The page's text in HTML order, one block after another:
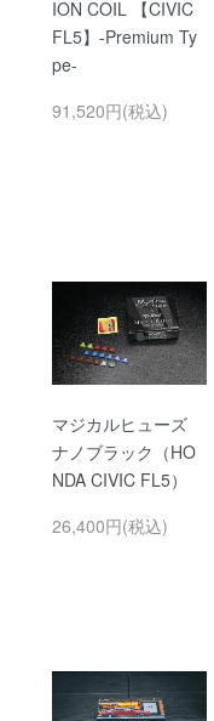
ION COIL 【CIVIC
FL5】-Premium Ty
pe-
91,520円(税込)
マジカルヒューズ
ナノブラック（HO
NDA CIVIC FL5）
26,400円(税込)